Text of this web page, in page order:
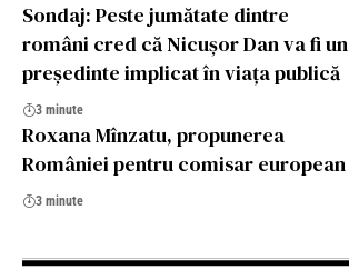
Sondaj: Peste jumătate dintre
români cred că Nicușor Dan va fi un
președinte implicat în viața publică
3 minute
Roxana Mînzatu, propunerea
României pentru comisar european
3 minute